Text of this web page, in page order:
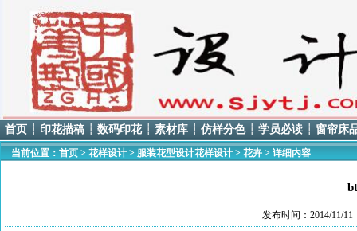
首页 ┆ 印花描稿 ┆ 数码印花 ┆ 素材库 ┆ 仿样分色 ┆ 学员必读 ┆ 窗帘床
当前位置： 首页 > 花样设计 > 服装花型设计花样设计 > 花卉 > 详细内容
发布时间：2014/11/